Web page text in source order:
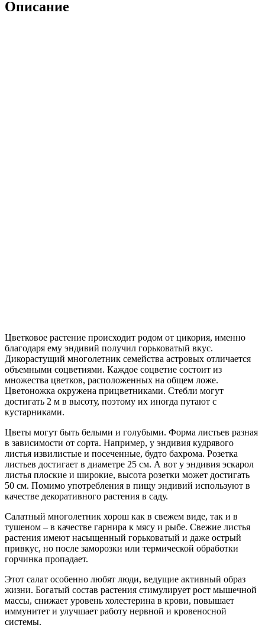
Описание
Цветковое растение происходит родом от цикория, именно
благодаря ему эндивий получил горьковатый вкус.
Дикорастущий многолетник семейства астровых отличается
объемными соцветиями. Каждое соцветие состоит из
множества цветков, расположенных на общем ложе.
Цветоножка окружена прицветниками. Стебли могут
достигать 2 м в высоту, поэтому их иногда путают с
кустарниками.
Цветы могут быть белыми и голубыми. Форма листьев разная
в зависимости от сорта. Например, у эндивия кудрявого
листья извилистые и посеченные, будто бахрома. Розетка
листьев достигает в диаметре 25 см. А вот у эндивия эскарол
листья плоские и широкие, высота розетки может достигать
50 см. Помимо употребления в пищу эндивий используют в
качестве декоративного растения в саду.
Салатный многолетник хорош как в свежем виде, так и в
тушеном – в качестве гарнира к мясу и рыбе. Свежие листья
растения имеют насыщенный горьковатый и даже острый
привкус, но после заморозки или термической обработки
горчинка пропадает.
Этот салат особенно любят люди, ведущие активный образ
жизни. Богатый состав растения стимулирует рост мышечной
массы, снижает уровень холестерина в крови, повышает
иммунитет и улучшает работу нервной и кровеносной
системы.